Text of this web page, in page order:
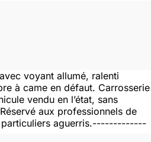
voyant allumé, ralenti
à came en défaut. Carrosserie
vendu en l’état, sans
aux professionnels de
particuliers aguerris.-------------